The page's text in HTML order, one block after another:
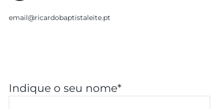
tp.etielatsitpabodracir@liame
Indique o seu nome*